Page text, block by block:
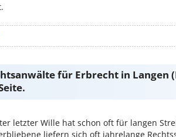
für Erbrecht in Langen
letzter Wille hat schon oft für langen
liefern sich oft jahrelange